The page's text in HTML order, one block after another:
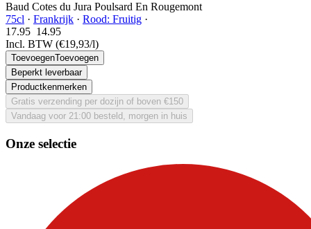
Baud Cotes du Jura Poulsard En Rougemont
75cl · Frankrijk · Rood: Fruitig ·
17.95 14.95
Incl. BTW (€19,93/l)
ToevoegenToevoegen
Beperkt leverbaar
Productkenmerken
Gratis verzending per dozijn of boven €150
Vandaag voor 21:00 besteld, morgen in huis
Onze selectie